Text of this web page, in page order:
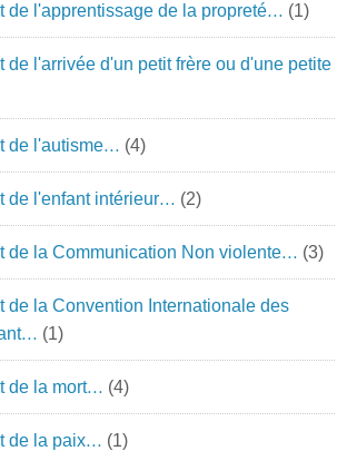
de l'apprentissage de la propreté… (1)
de l'arrivée d'un petit frère ou d'une petite
de l'autisme… (4)
de l'enfant intérieur… (2)
de la Communication Non violente… (3)
de la Convention Internationale des
(1)
de la mort… (4)
de la paix… (1)